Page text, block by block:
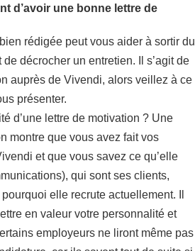
d’avoir une bonne lettre de
rédigée peut vous aider à sortir du
de décrocher un entretien. Il s’agit de
auprès de Vivendi, alors veillez à ce
présenter.
d’une lettre de motivation ? Une
montre que vous avez fait vos
et que vous savez ce qu’elle
qui sont ses clients,
elle recrute actuellement. Il
en valeur votre personnalité et
employeurs ne liront même pas